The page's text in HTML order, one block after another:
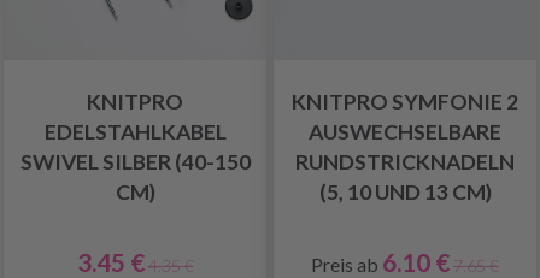
KNITPRO
EDELSTAHLKABEL
SWIVEL SILBER (40-150
CM)
3.45 € 4.35 €
KNITPRO SYMFONIE 2
AUSWECHSELBARE
RUNDSTRICKNADELN
(5, 10 UND 13 CM)
Preis ab 6.10 €7.65 €